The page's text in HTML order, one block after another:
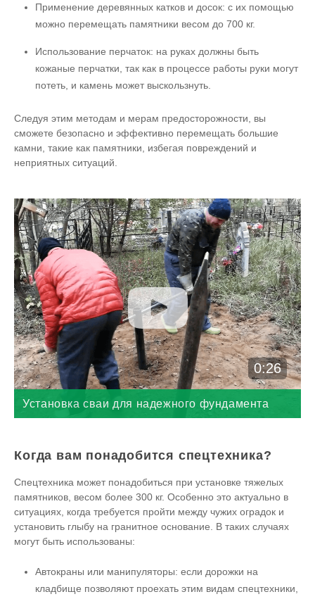
Применение деревянных катков и досок: с их помощью
можно перемещать памятники весом до 700 кг.
Использование перчаток: на руках должны быть
кожаные перчатки, так как в процессе работы руки могут
потеть, и камень может выскользнуть.
Следуя этим методам и мерам предосторожности, вы
сможете безопасно и эффективно перемещать большие
камни, такие как памятники, избегая повреждений и
неприятных ситуаций.
0:26
Установка сваи для надежного фундамента
Когда вам понадобится спецтехника?
Спецтехника может понадобиться при установке тяжелых
памятников, весом более 300 кг. Особенно это актуально в
ситуациях, когда требуется пройти между чужих оградок и
установить глыбу на гранитное основание. В таких случаях
могут быть использованы:
Автокраны или манипуляторы: если дорожки на
кладбище позволяют проехать этим видам спецтехники,